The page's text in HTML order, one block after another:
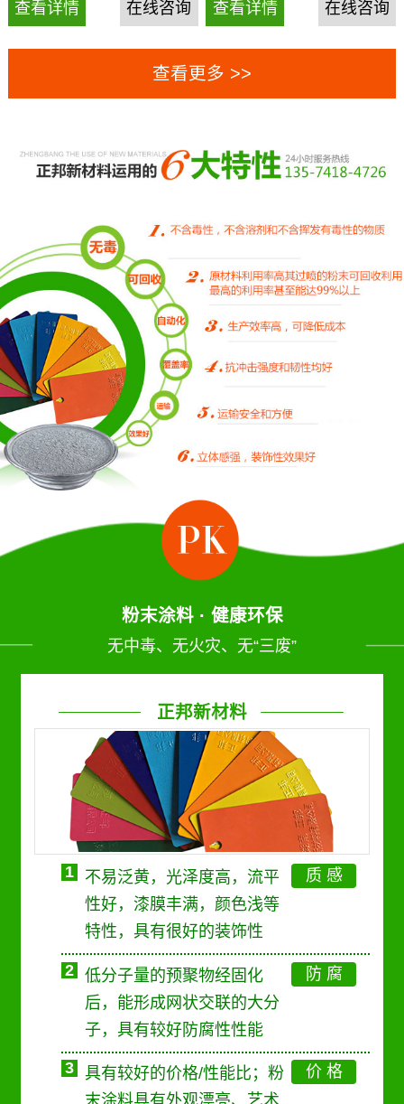
查看详情 在线咨询 查看详情 在线咨询
查看更多 >>
粉末涂料 · 健康环保
无中毒、无火灾、无“三废”
正邦新材料
1
不易泛黄，光泽度高，流平
性好，漆膜丰满，颜色浅等
特性，具有很好的装饰性
质 感
2 低分子量的预聚物经固化
后，能形成网状交联的大分
子，具有较好防腐性性能
防 腐
3
具有较好的价格/性能比；粉
价 格